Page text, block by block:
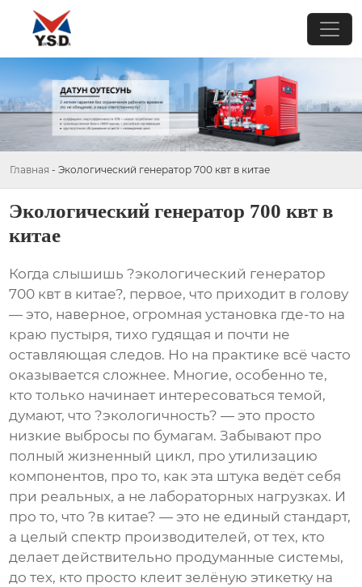
Главная - Экологический генератор 700 квт в китае
Экологический генератор 700 квт в
китае
Когда слышишь ?экологический генератор
700 квт в китае?, первое, что приходит в голову
— это, наверное, огромная установка где-то на
краю пустыря, тихо гудящая и почти не
оставляющая следов. Но на практике всё часто
оказывается сложнее. Многие, особенно те,
кто только начинает интересоваться темой,
думают, что ?экологичность? — это просто
низкие выбросы по бумагам. Забывают про
полный жизненный цикл, про утилизацию
компонентов, про то, как эта штука ведёт себя
при реальных, а не лабораторных нагрузках. И
про то, что ?в китае? — это не единый стандарт,
а целый спектр производителей, от тех, кто
делает действительно продуманные системы,
до тех, кто просто клеит зелёную этикетку на